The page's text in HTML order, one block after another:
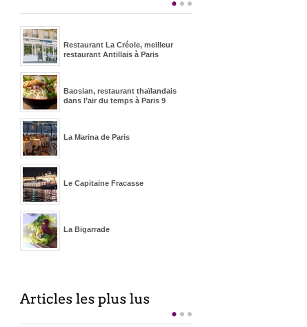
Restaurant La Créole, meilleur
restaurant Antillais à Paris
Baosian, restaurant thaïlandais
dans l’air du temps à Paris 9
La Marina de Paris
Le Capitaine Fracasse
La Bigarrade
euros ?